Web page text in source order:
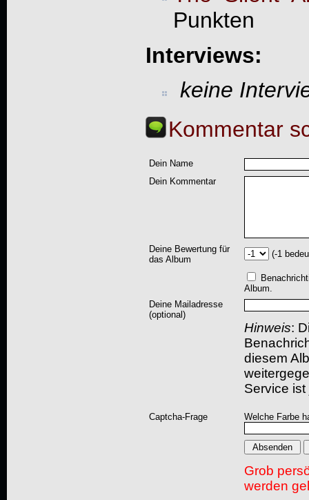
Punkten
Interviews:
keine
Kommentar
Dein Name
Dein Kommentar
Deine Bewertung für
das Album
(-1
Album.
Deine Mailadresse
(optional)
Hinweis:
diesem
Service
Captcha-Frage Welche Farbe
Grob
werden